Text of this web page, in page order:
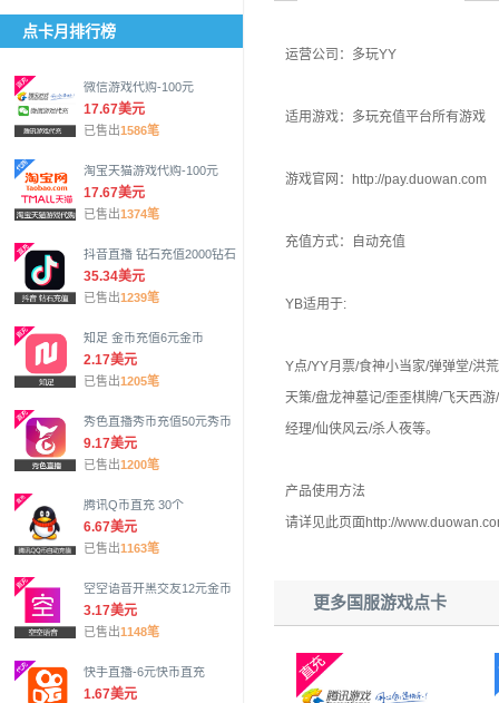
点卡月排行榜
微信游戏代购-100元
17.67美元
已售出1586笔
淘宝天猫游戏代购-100元
17.67美元
已售出1374笔
抖音直播 钻石充值2000钻石
35.34美元
已售出1239笔
知足 金币充值6元金币
2.17美元
已售出1205笔
秀色直播秀币充值50元秀币
9.17美元
已售出1200笔
腾讯Q币直充 30个
6.67美元
已售出1163笔
空空语音开黑交友12元金币
3.17美元
已售出1148笔
快手直播-6元快币直充
1.67美元
运营公司：多玩YY
适用游戏：多玩充值平台所有游戏
游戏官网：http://pay.duowan.com
充值方式：自动充值
YB适用于:
Y点/YY月票/食神小当家/弹弹堂/洪
天策/盘龙神墓记/歪歪棋牌/飞天西
经理/仙侠风云/杀人夜等。
产品使用方法
请详见此页面http://
更多国服游戏点卡